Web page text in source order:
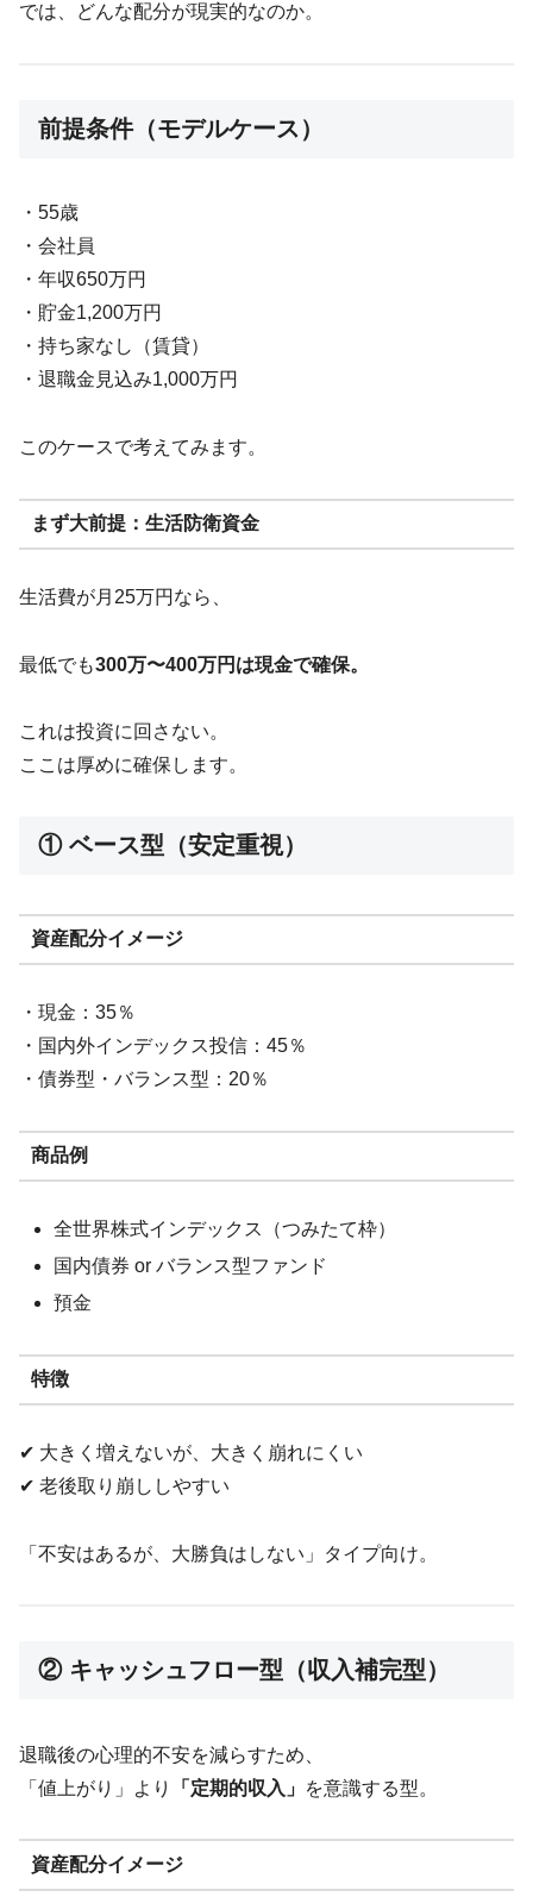
では、どんな配分が現実的なのか。
前提条件（モデルケース）
・55歳
・会社員
・年収650万円
・貯金1,200万円
・持ち家なし（賃貸）
・退職金見込み1,000万円
このケースで考えてみます。
まず大前提：生活防衛資金
生活費が月25万円なら、
最低でも300万〜400万円は現金で確保。
これは投資に回さない。
ここは厚めに確保します。
① ベース型（安定重視）
資産配分イメージ
・現金：35％
・国内外インデックス投信：45％
・債券型・バランス型：20％
商品例
全世界株式インデックス（つみたて枠）
国内債券 or バランス型ファンド
預金
特徴
✔ 大きく増えないが、大きく崩れにくい
✔ 老後取り崩ししやすい
「不安はあるが、大勝負はしない」タイプ向け。
② キャッシュフロー型（収入補完型）
退職後の心理的不安を減らすため、
「値上がり」より
「定期的収入」 を意識する型。
資産配分イメージ